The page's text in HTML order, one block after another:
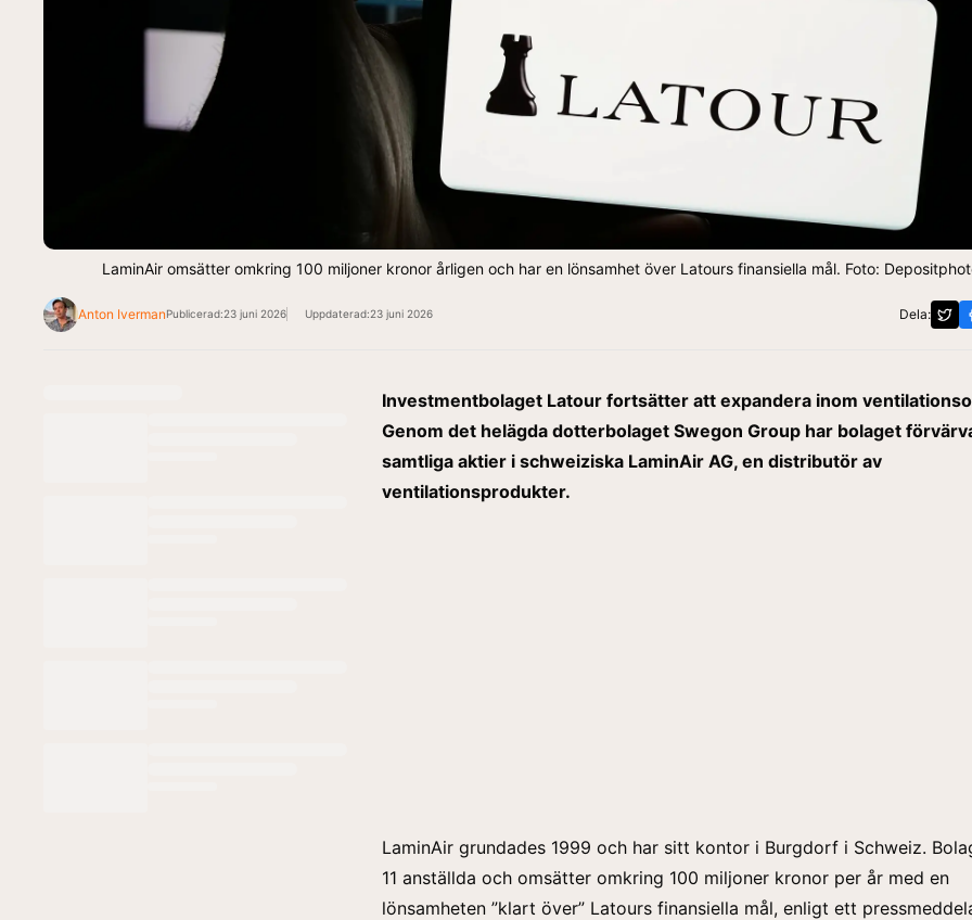
LaminAir omsätter omkring 100 miljoner kronor årligen och har en lönsamhet över Latours finansiella mål. Foto:
Anton IvermanPublicerad:23 juni 2026 Uppdaterad:23 juni 2026 Dela:
Investmentbolaget Latour fortsätter att expandera inom
Genom det helägda dotterbolaget Swegon Group har bolaget
samtliga aktier i schweiziska LaminAir AG, en distributör av
ventilationsprodukter.
LaminAir grundades 1999 och har sitt kontor i Burgdorf i Schweiz.
11 anställda och omsätter omkring 100 miljoner kronor per år med en
lönsamheten ”klart över” Latours finansiella mål, enligt ett